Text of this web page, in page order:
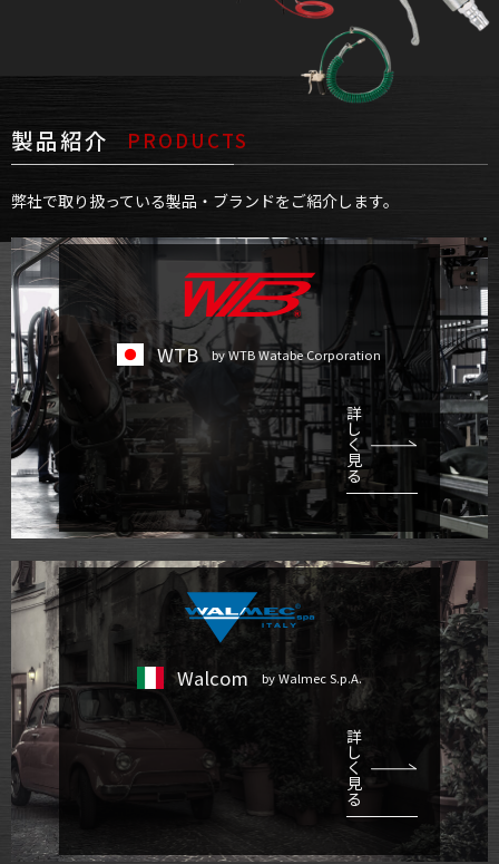
製品紹介 PRODUCTS
弊社で取り扱っている製品・ブランドをご紹介します。
WTB by WTB Watabe Corporation
詳
し
く
見
る
Walcom by Walmec S.p.A.
詳
し
く
見
る